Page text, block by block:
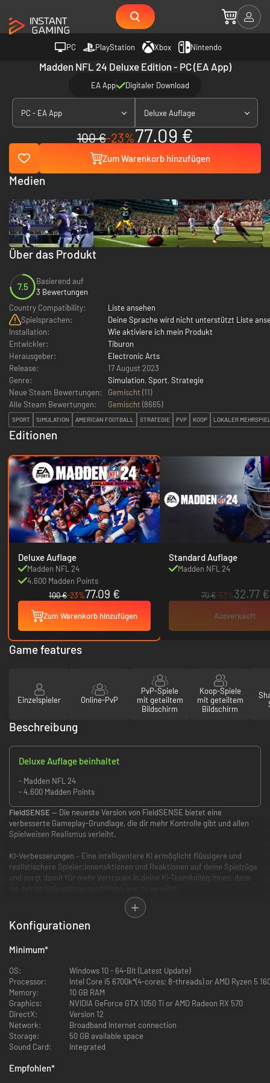
PC PlayStation Xbox Nintendo
Madden NFL 24 Deluxe Edition - PC (EA App)
EA App Digitaler Download
PC - EA App Deluxe Auflage
100 €-23%77.09 €
Zum Warenkorb hinzufügen
Über das Produkt
7.5
Basierend auf
3 Bewertungen
Country Compatibility:
Liste ansehen
Spielsprachen:
Deine Sprache wird nicht unterstützt Liste
Installation:
Wie aktiviere ich mein Produkt
Entwickler:
Tiburon
Herausgeber:
Electronic Arts
Release:
17 August 2023
Genre:
Simulation, Sport, Strategie
Neue Steam Bewertungen:
Gemischt (11)
Alle Steam Bewertungen:
Gemischt (8665)
SPORT SIMULATION AMERICAN FOOTBALL STRATEGIE PVP KOOP LOKALER
Editionen
Deluxe Auflage
Madden NFL 24
4.600 Madden Points
100 €-23%77.09 €
Zum Warenkorb hinzufügen
Standard Auflage
Madden NFL 24
70 €-53%32.77 €
Ausverkauft
Medien
Game features
Einzelspieler Online-PvP
PvP-Spiele
mit geteiltem
Bildschirm
Koop-Spiele
mit geteiltem
Bildschirm
Beschreibung
Deluxe Auflage beinhaltet
- Madden NFL 24
- 4.600 Madden Points
FieldSENSE — Die neueste Version von FieldSENSE bietet eine
verbesserte Gameplay-Grundlage, die dir mehr Kontrolle gibt und allen
Spielweisen Realismus verleiht.
KI-Verbesserungen – Eine intelligentere KI ermöglicht flüssigere und
realistischere Spieler:innenaktionen und Reaktionen auf deine Spielzüge
und sorgt damit für mehr Vertrauen in deine KI-Teamkolleg:innen, dass
Auf Fähigkeiten basierendes Passen 2.0
mit einer Hand mit der verbesserten Fang-KI durch, wirf mit chirurgischer
Präzision dank neuer Wurfanimationen und sieh noch authentischere
Fähigkeiten basierenden Passens 2.0.
„Hit Everything“ 2.0— Wertungen und Lagebewusstsein deiner
Teammitglieder sind nun wirkungsvoller, wodurch du eher darauf
vertrauen kannst, dass sie während Stand-Up Tackles für mehr Yardage
vorstoßen und effektiver angreifen können.
Superstar: The League– Erreiche neue Höhen in deiner NFL-Karriere mit
der spielverändernden Kontrolle dank FieldSENSE. Wähle deine Position
und deinen Körperbau aus und passe deinen Superstar an, um Ziele wie
bestimmen, 99 OVR zu erreichen und an deinem Vermächtnis zu arbeiten,
Konfigurationen
Minimum*
OS:
Windows 10 - 64-Bit (Latest Update)
Processor:
Intel Core i5 6700k*(4-cores; 8-threads) or AMD Ryzen 5
Memory:
10 GB RAM
Graphics:
NVIDIA GeForce GTX 1050 Ti or AMD Radeon RX 570
DirectX:
Version 12
Network:
Broadband Internet connection
Storage:
50 GB available space
Sound Card:
Integrated
Empfohlen*